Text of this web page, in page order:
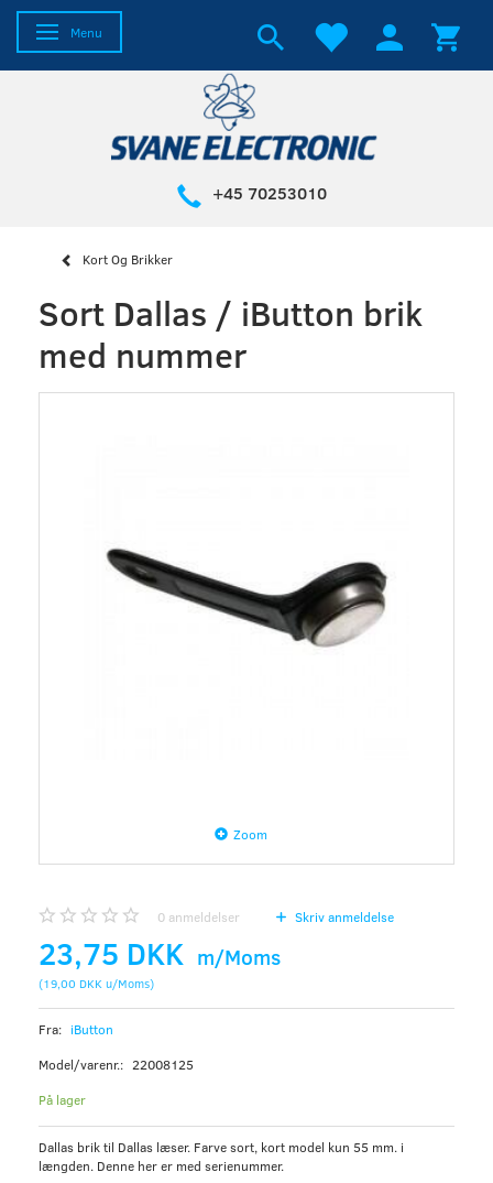
Skifte navigation
Menu
+45 70253010
Kort Og Brikker
Sort Dallas / iButton brik
med nummer
Zoom
0 anmeldelser Skriv anmeldelse
23,75 DKK m/Moms
(19,00 DKK u/Moms)
Fra: iButton
Model/varenr.: 22008125
På lager
Dallas brik til Dallas læser. Farve sort, kort model kun 55 mm. i
længden. Denne her er med serienummer.